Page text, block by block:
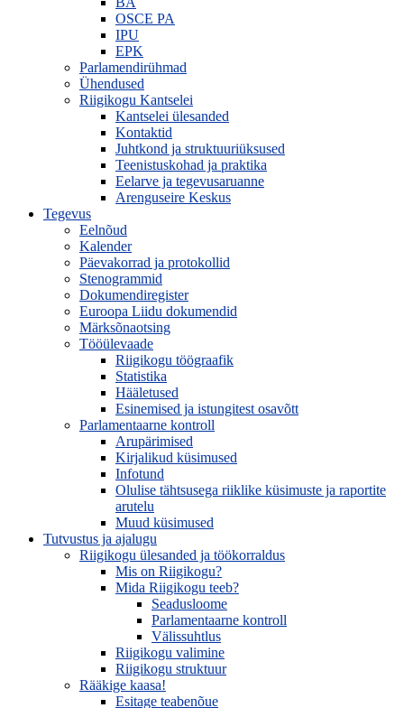
OSCE PA
IPU
EPK
Parlamendirühmad
Ühendused
Riigikogu Kantselei
Kantselei ülesanded
Kontaktid
Juhtkond ja struktuuriüksused
Teenistuskohad ja praktika
Eelarve ja tegevusaruanne
Arenguseire Keskus
Tegevus
Eelnõud
Kalender
Päevakorrad ja protokollid
Stenogrammid
Dokumendiregister
Euroopa Liidu dokumendid
Märksõnaotsing
Tööülevaade
Riigikogu töögraafik
Statistika
Hääletused
Esinemised ja istungitest osavõtt
Parlamentaarne kontroll
Arupärimised
Kirjalikud küsimused
Infotund
Olulise tähtsusega riiklike küsimuste ja raportite
arutelu
Muud küsimused
Tutvustus ja ajalugu
Riigikogu ülesanded ja töökorraldus
Mis on Riigikogu?
Mida Riigikogu teeb?
Seadusloome
Parlamentaarne kontroll
Välissuhtlus
Riigikogu valimine
Riigikogu struktuur
Rääkige kaasa!
Esitage teabenõue